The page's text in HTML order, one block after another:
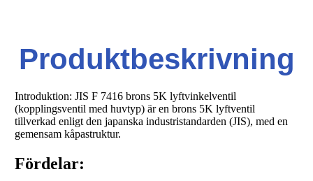
Produktbeskrivning
Introduktion: JIS F 7416 brons 5K lyftvinkelventil
(kopplingsventil med huvtyp) är en brons 5K lyftventil
tillverkad enligt den japanska industristandarden (JIS), med en
gemensam kåpastruktur.
Fördelar: